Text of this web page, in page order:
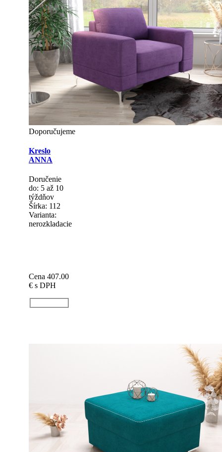
Doporučujeme
Kreslo
ANNA
Doručenie
do: 5 až 10
týždňov
Šírka: 112
Varianta:
nerozkladacie
Cena 407.00
€ s DPH